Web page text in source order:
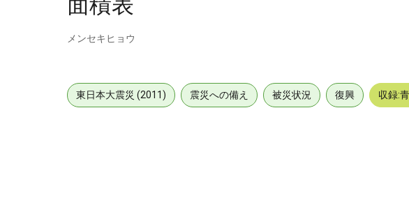
メンセキヒョウ
東日本大震災 (2011) 震災への備え 被災状況 復興 収録: